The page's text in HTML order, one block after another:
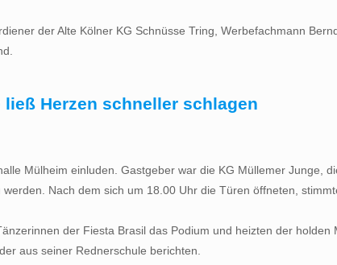
der Alte Kölner KG Schnüsse Tring, Werbefachmann
Herzen schneller schlagen
Mülheim einluden. Gastgeber war die KG Müllemer Junge,
Nach dem sich um 18.00 Uhr die Türen öffneten,
der Fiesta Brasil das Podium und heizten der
aus seiner Rednerschule berichten.